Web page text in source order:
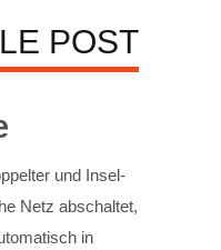
POST
und Insel-
Netz abschaltet,
in